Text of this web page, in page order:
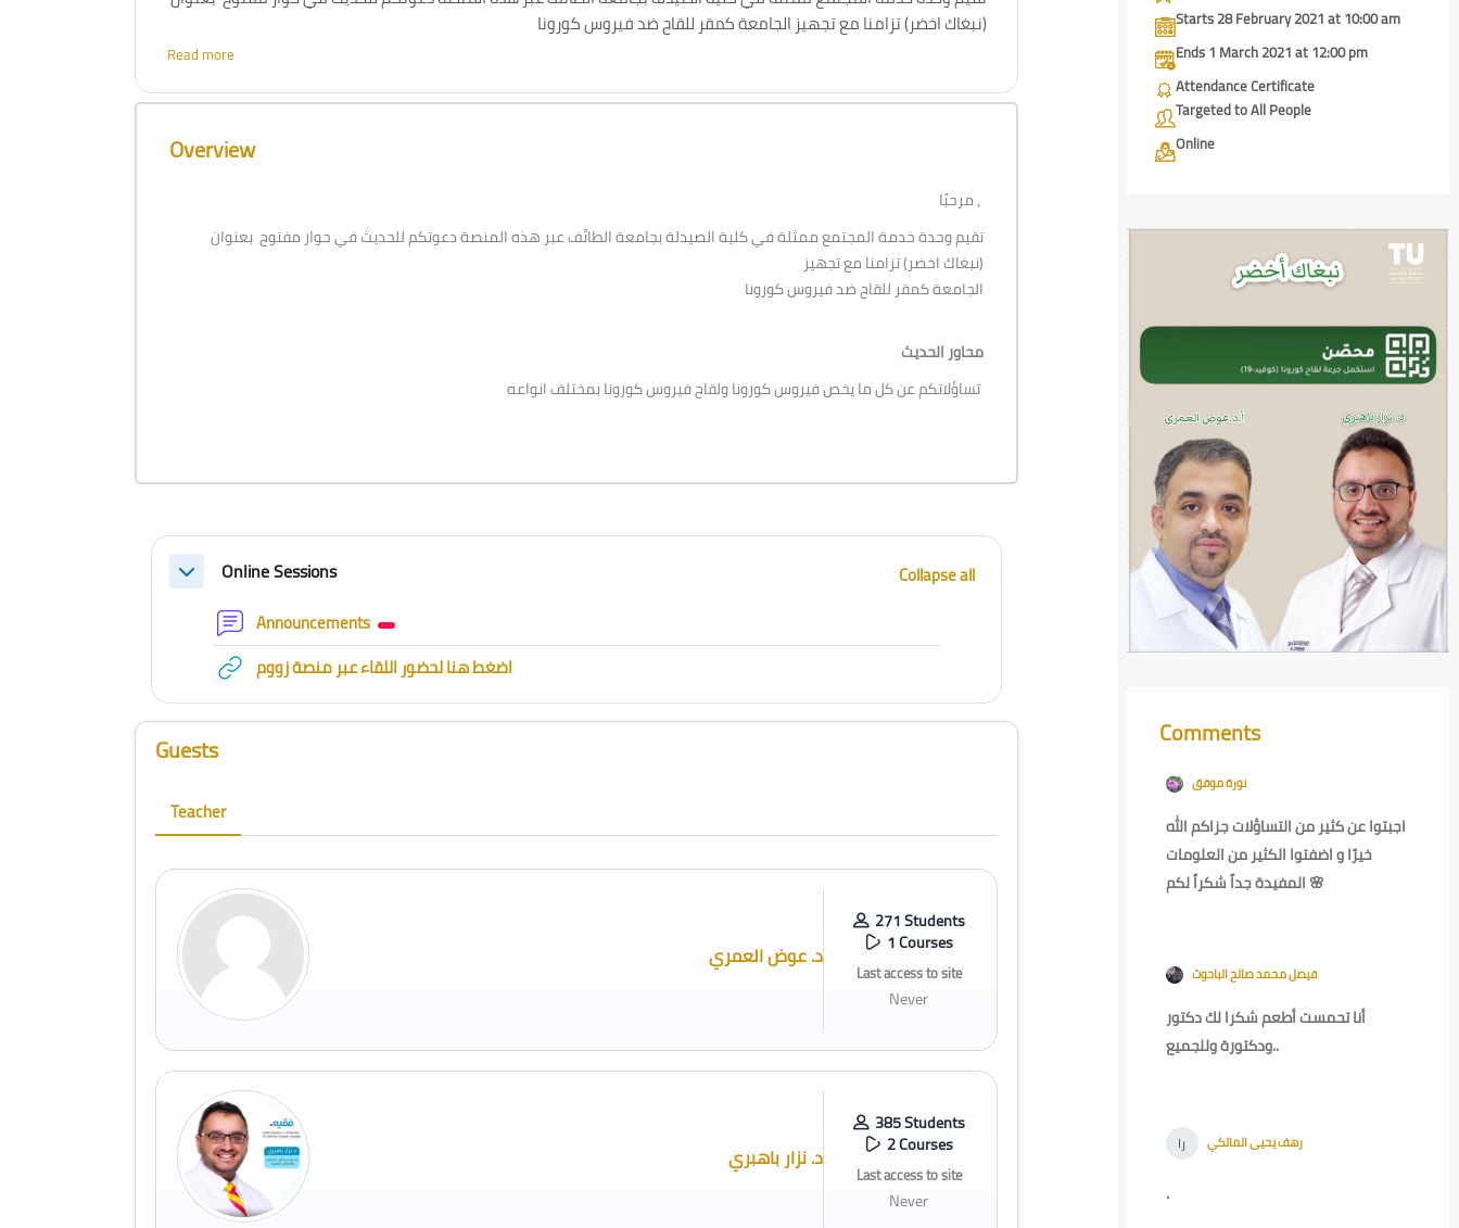
Starts 28 February 2021 at 10:00 am
Ends 1 March 2021 at 12:00 pm
Attendance Certificate
Targeted to All People
Online
Skip [Cocoon] Custom HTML
Skip Comments
Comments
نورة موفق-
اجبتوا عن كثير من التساؤلات جزاكم الله
خيرًا و اضفتوا الكثير من العلومات
المفيدة جداً شكراً لكم 🌸
فيصل محمد صالح الباحوث-
أنا تحمست أطعم شكرا لك دكتور
ودكتورة وللجميع..
را رهف يحيى المالكي-
.
(نبغاك اخضر) تزامنا مع تجهيز الجامعة كمقر للقاح ضد فيروس كورونا
:محاور الحديث
Read more
Skip [Cocoon] Course Overview
Overview
مرحبًا ,
تقيم وحدة خدمة المجتمع ممثلة في كلية الصيدلة بجامعة الطائف عبر هذه المنصة دعوتكم للحديث في حوار مفتوح بعنوان
(نبغاك اخضر) تزامنا مع تجهيز
الجامعة كمقر للقاح ضد فيروس كورونا
محاور الحديث
تساؤلاتكم عن كل ما يخص فيروس كورونا ولقاح فيروس كورونا بمختلف انواعه
Section outline
CollapseOnline Sessions
Collapse all
Announcements Forum
اضغط هنا لحضور اللقاء عبر منصة زوومURL
Blocks
Skip [Cocoon] Course Instructor
Guests
Teacher
د. عوض العمري
271 Students
1 Courses
Last access to site
Never
د. نزار باهبري
385 Students
2 Courses
Last access to site
Never